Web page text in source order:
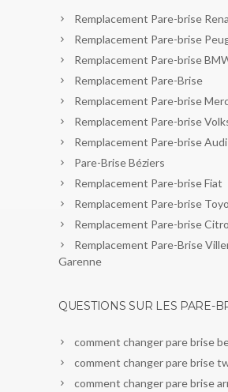
Remplacement Pare-brise
Remplacement Pare-brise
Remplacement Pare-brise
Remplacement Pare-Brise
Remplacement Pare-brise
Remplacement Pare-brise
Remplacement Pare-brise Audi
Pare-Brise Béziers
Remplacement Pare-brise Fiat
Remplacement Pare-brise
Remplacement Pare-brise
Remplacement Pare-Brise
Garenne
QUESTIONS SUR LES PARE-
comment changer pare brise
comment changer pare brise
comment changer pare brise